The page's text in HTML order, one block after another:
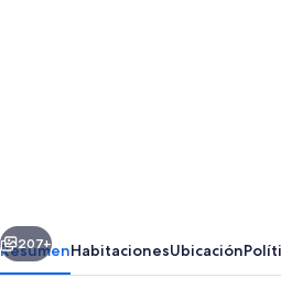
Siguiente
207+
ResumenHabitacionesUbicación